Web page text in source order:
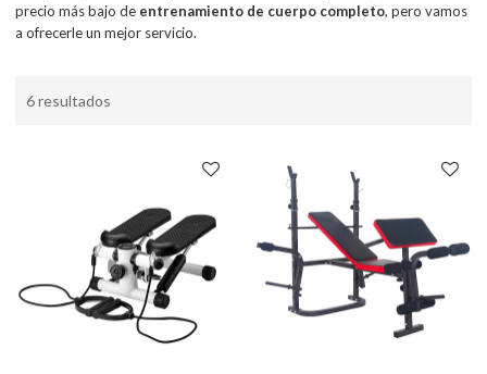
precio más bajo de entrenamiento de cuerpo completo, pero vamos
a ofrecerle un mejor servicio.
6 resultados